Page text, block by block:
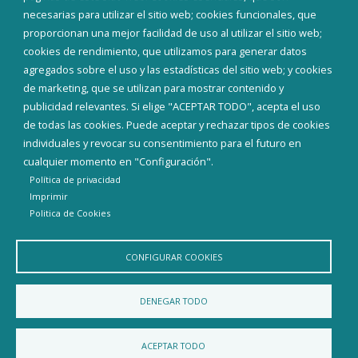
necesarias para utilizar el sitio web; cookies funcionales, que
proporcionan una mejor facilidad de uso al utilizar el sitio web;
cookies de rendimiento, que utilizamos para generar datos
agregados sobre el uso y las estadísticas del sitio web; y cookies
de marketing, que se utilizan para mostrar contenido y
publicidad relevantes. Si elige "ACEPTAR TODO", acepta el uso
de todas las cookies. Puede aceptar y rechazar tipos de cookies
individuales y revocar su consentimiento para el futuro en
cualquier momento en "Configuración".
Política de privacidad
Imprimir
Politica de Cookies
CONFIGURAR COOKIES
DENEGAR TODO
ACEPTAR TODO
MAPA WEB
Diputación de Burgos
Aviso Legal Política de privacidad
Política de Cookies
Declaración de accesibilidad